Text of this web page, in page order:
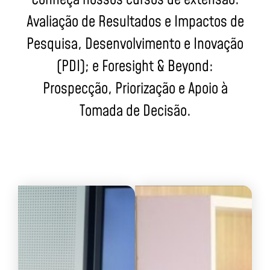
Avaliação de Resultados e Impactos de
Pesquisa, Desenvolvimento e Inovação
(PDI); e Foresight & Beyond:
Prospecção, Priorização e Apoio à
Tomada de Decisão.